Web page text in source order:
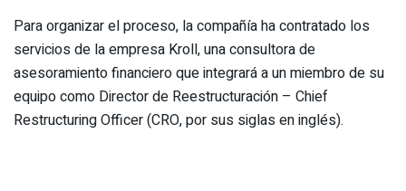
Para organizar el proceso, la compañía ha contratado los
servicios de la empresa Kroll, una consultora de
asesoramiento financiero que integrará a un miembro de su
equipo como Director de Reestructuración – Chief
Restructuring Officer (CRO, por sus siglas en inglés).